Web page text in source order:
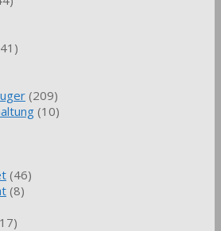
(209)
(10)
(46)
(8)